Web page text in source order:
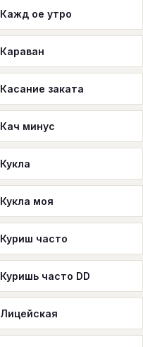
Кажд ое утро
Караван
Касание заката
Кач минус
Кукла
Кукла моя
Куриш часто
Куришь часто DD
Лицейская